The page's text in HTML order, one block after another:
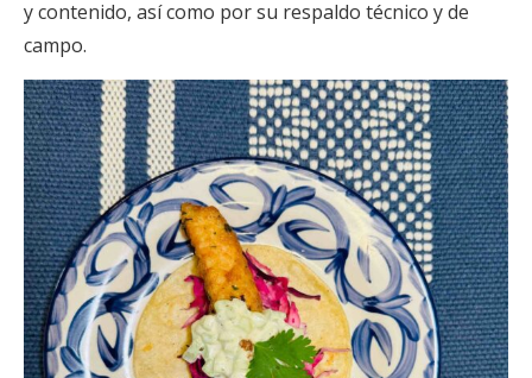
y contenido, así como por su respaldo técnico y de
campo.